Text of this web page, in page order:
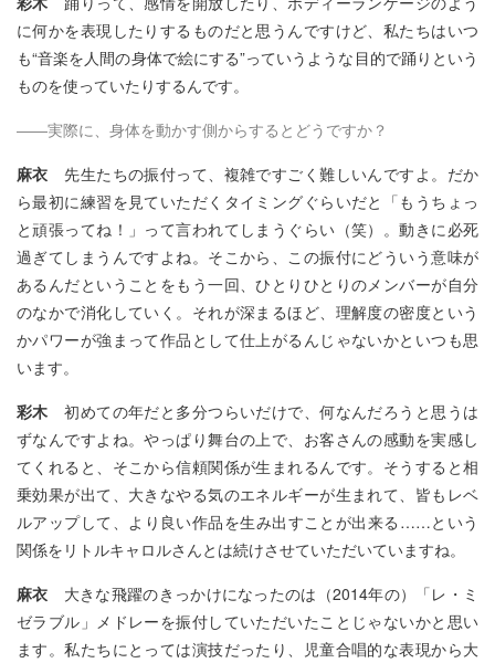
に何かを表現したりするものだと思うんですけど、私たちはいつ
も“音楽を人間の身体で絵にする”っていうような目的で踊りという
ものを使っていたりするんです。
――実際に、身体を動かす側からするとどうですか？
麻衣先生たちの振付って、複雑ですごく難しいんですよ。だか
ら最初に練習を見ていただくタイミングぐらいだと「もうちょっ
と頑張ってね！」って言われてしまうぐらい（笑）。動きに必死
過ぎてしまうんですよね。そこから、この振付にどういう意味が
あるんだということをもう一回、ひとりひとりのメンバーが自分
のなかで消化していく。それが深まるほど、理解度の密度という
かパワーが強まって作品として仕上がるんじゃないかといつも思
います。
彩木初めての年だと多分つらいだけで、何なんだろうと思うは
ずなんですよね。やっぱり舞台の上で、お客さんの感動を実感し
てくれると、そこから信頼関係が生まれるんです。そうすると相
乗効果が出て、大きなやる気のエネルギーが生まれて、皆もレベ
ルアップして、より良い作品を生み出すことが出来る……という
関係をリトルキャロルさんとは続けさせていただいていますね。
麻衣 大きな飛躍のきっかけになったのは（2014年の）「レ・ミ
ゼラブル」メドレーを振付していただいたことじゃないかと思い
ます。私たちにとっては演技だったり、児童合唱的な表現から大